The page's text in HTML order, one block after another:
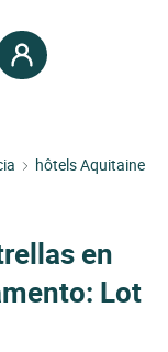
hôtels Aquitaine
en
Lot